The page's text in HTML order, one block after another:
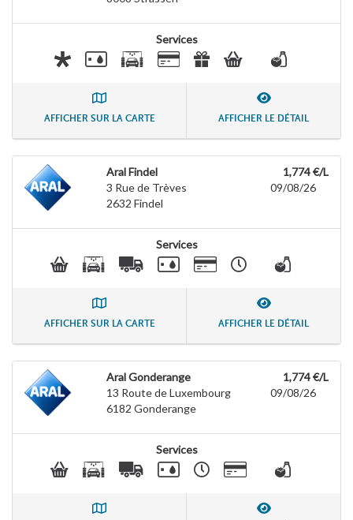
Services
AFFICHER SUR LA CARTE AFFICHER LE DÉTAIL
Aral Findel
3 Rue de Trèves
2632 Findel
1,774 €/L
09/08/26
Services
AFFICHER SUR LA CARTE AFFICHER LE DÉTAIL
Aral Gonderange
13 Route de Luxembourg
6182 Gonderange
1,774 €/L
09/08/26
Services